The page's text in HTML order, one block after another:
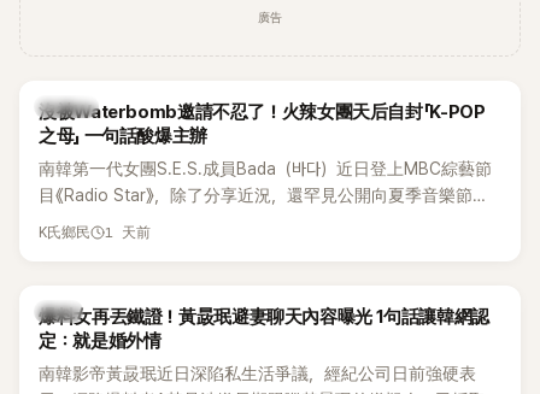
延燒到過去的爭議。李瑞鎮脫口補刀：「妳以前不是還在游泳池
當年情況，李智惠終於鬆口坦言，當時確實被質疑動過隆胸手
術。她回憶：「拍了比基尼照片之後，就開始被說是不是去隆乳
了。」為了澄清誤會，她只好親自站出來說清楚。 李智惠進一步
解釋，當時隆胸手術幾乎只有「腋下切開」一種方式，「所以我就
想，既然一直說我有做，那我乾脆把腋下給大家看，證明我根
召開了一場泳裝記者招待會。當時她穿著比基尼站在一排攝影
機前，面對媒體擺出各種姿勢，畫面至今仍被網友津津樂道。
這段為平息爭議、直接公開腋下畫面自證清白的往事再度被提
起，節目現場立刻充滿驚呼聲與笑聲，也再次讓人見識到她面
廣告
K-POP
沒被Waterbomb邀請不忍了！火辣女團天后自封「K-POP
之母」 一句話酸爆主辦
南韓第一代女團S.E.S.成員Bada（바다）近日登上MBC綜藝節
目《Radio Star》，除了分享近況，還罕見公開向夏季音樂節
Waterbomb喊話，笑稱自己至今從未受邀演出，更幽默表示：
K氏鄉民 1 天前
韓星
爆料女再丟鐵證！黃晸珉避妻聊天內容曝光 1句話讓韓網認
定：就是婚外情
南韓影帝黃晸珉近日深陷私生活爭議，經紀公司日前強硬表